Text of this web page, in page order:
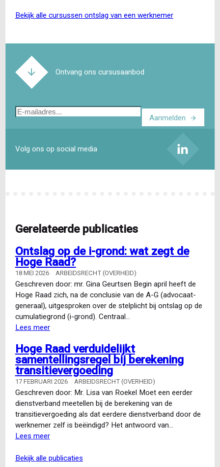
bekijk alle cursussen ontslag van een werknemer
Ontvang ons cursusaanbod
E-
Aanmelden
Volg ons op social media
Gerelateerde publicaties
Ontslag op de i-grond: wat zegt de
Hoge Raad?
18 MEI 2026 ARBEIDSRECHT (OVERHEID)
Geschreven door: mr. Gina Geurtsen Begin april heeft de
Hoge Raad zich, na de conclusie van de A-G (advocaat-
generaal), uitgesproken over de stelplicht bij ontslag op de
cumulatiegrond (i-grond). Centraal…
Lees meerover
op
de
i-
grond:
wat
zegt
de
Hoge
Raad?
Hoge Raad verduidelijkt
samentellingsregel bij berekening
transitievergoeding
17 FEBRUARI 2026 ARBEIDSRECHT (OVERHEID)
Geschreven door: Mr. Lisa van Roekel Moet een eerder
dienstverband meetellen bij de berekening van de
transitievergoeding als dat eerdere dienstverband door de
werknemer zelf is beëindigd? Het antwoord van…
Lees meerover
Raad
bekijk alle publicaties